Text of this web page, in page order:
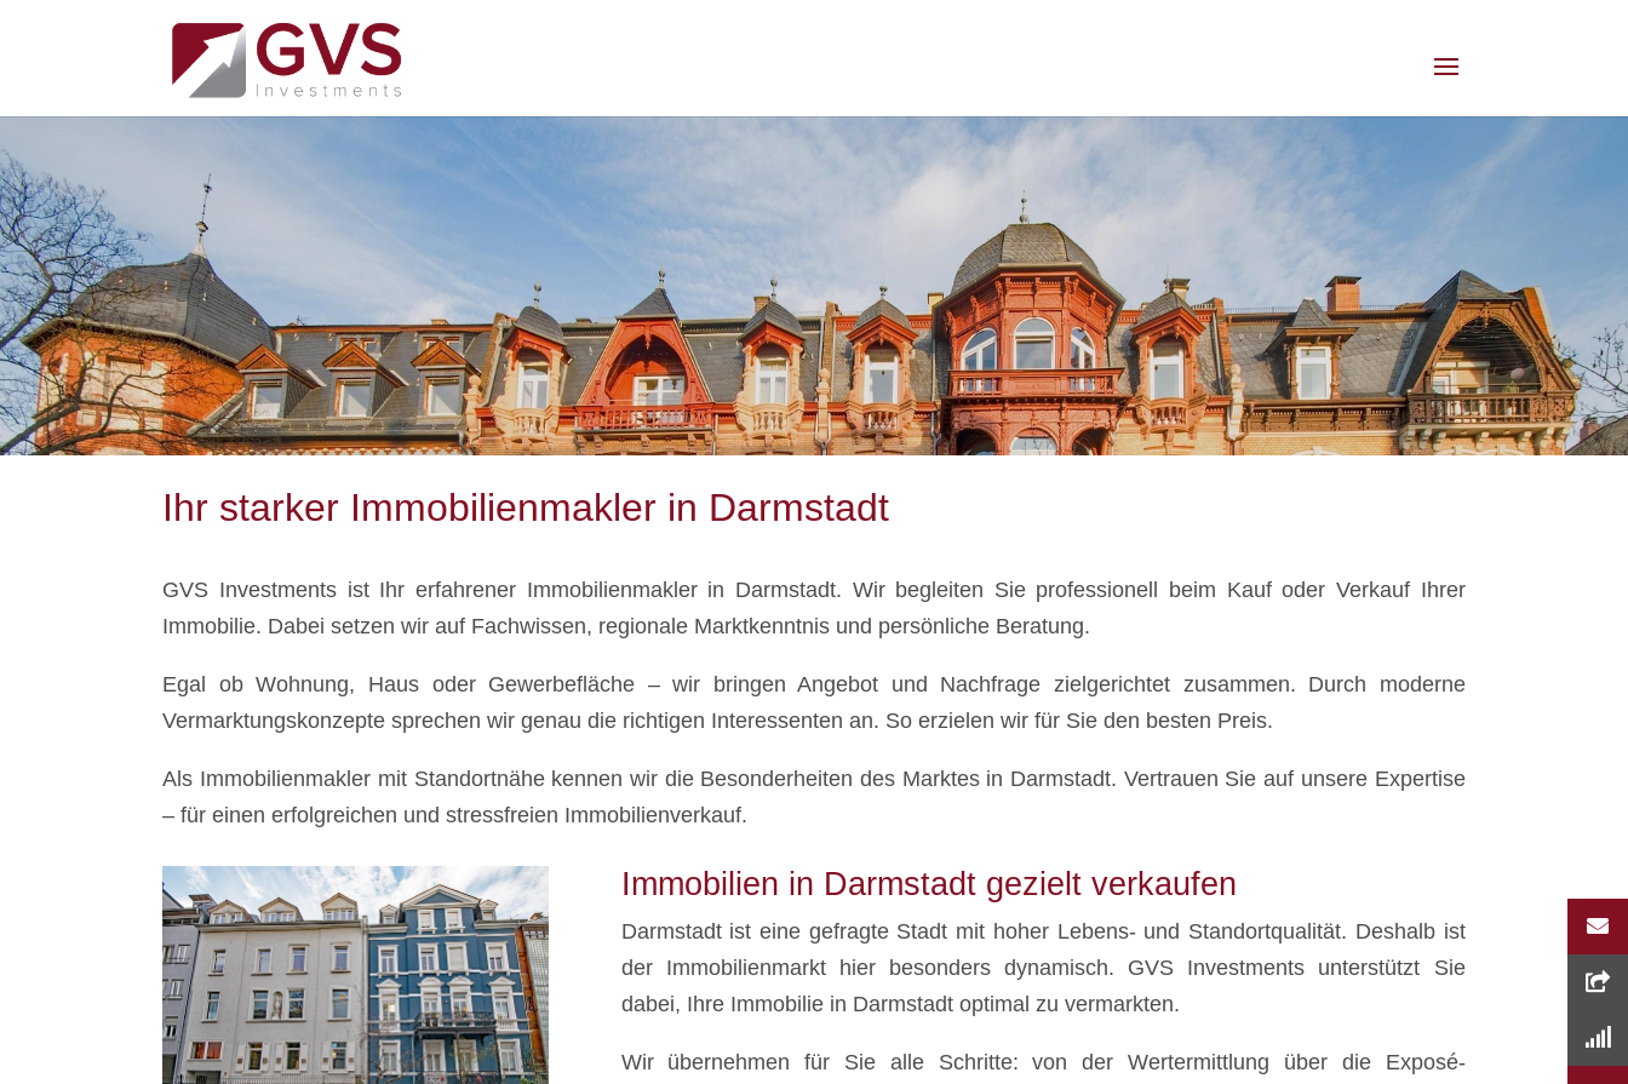
Ihr starker Immobilienmakler in Darmstadt
GVS Investments ist Ihr erfahrener Immobilienmakler in Darmstadt. Wir begleiten Sie professionell beim Kauf oder Verkauf Ihrer
Immobilie. Dabei setzen wir auf Fachwissen, regionale Marktkenntnis und persönliche Beratung.
Egal ob Wohnung, Haus oder Gewerbefläche – wir bringen Angebot und Nachfrage zielgerichtet zusammen. Durch moderne
Vermarktungskonzepte sprechen wir genau die richtigen Interessenten an. So erzielen wir für Sie den besten Preis.
Als Immobilienmakler mit Standortnähe kennen wir die Besonderheiten des Marktes in Darmstadt. Vertrauen Sie auf unsere Expertise
– für einen erfolgreichen und stressfreien Immobilienverkauf.
Immobilien in Darmstadt gezielt verkaufen
Darmstadt ist eine gefragte Stadt mit hoher Lebens- und Standortqualität. Deshalb ist
der Immobilienmarkt hier besonders dynamisch. GVS Investments unterstützt Sie
dabei, Ihre Immobilie in Darmstadt optimal zu vermarkten.
Wir übernehmen für Sie alle Schritte: von der Wertermittlung über die Exposé-